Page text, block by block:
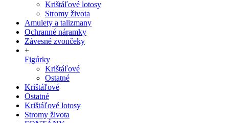
Krištáľové lotosy
Stromy života
Amulety a talizmany
Ochranné náramky
Závesné zvončeky
+
Figúrky
Krištáľové
Ostatné
Krištáľové
Ostatné
Krištáľové lotosy
Stromy života